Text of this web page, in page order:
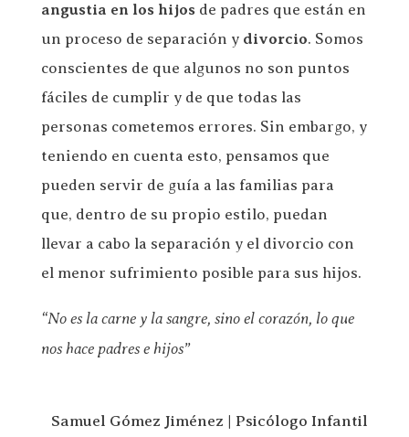
angustia en los hijosde padres que están en
un proceso de separación y divorcio. Somos
conscientes de que algunos no son puntos
fáciles de cumplir y de que todas las
personas cometemos errores. Sin embargo, y
teniendo en cuenta esto, pensamos que
pueden servir de guía a las familias para
que, dentro de su propio estilo, puedan
llevar a cabo la separación y el divorcio con
el menor sufrimiento posible para sus hijos.
“No es la carne y la sangre, sino el corazón, lo que
nos hace padres e hijos”
Samuel Gómez Jiménez | Psicólogo Infantil